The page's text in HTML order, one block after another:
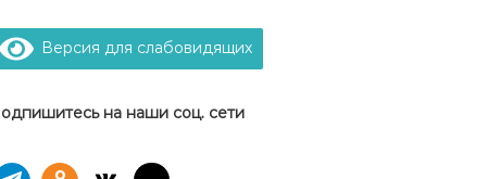
Версия для слабовидящих
на наши соц. сети